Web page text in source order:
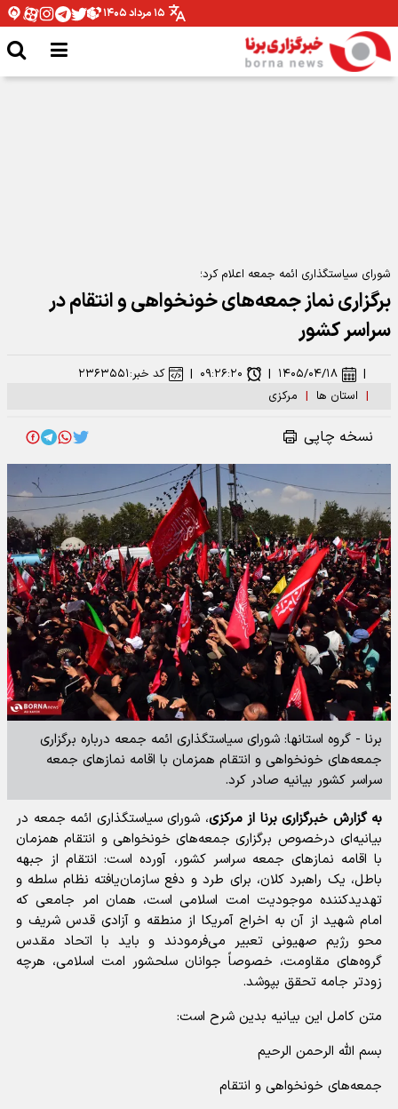
۱۵ مرداد ۱۴۰۵
شورای سیاستگذاری ائمه جمعه اعلام کرد؛
برگزاری نماز جمعه‌های خونخواهی و انتقام در
سراسر کشور
| استان ها | مرکزی
| ۱۴۰۵/۰۴/۱۸ | ۰۹:۲۶:۲۰ | کد خبر:۲۳۶۳۵۵۱
نسخه چاپی
برنا - گروه استانها: شورای سیاستگذاری ائمه جمعه درباره برگزاری
جمعه‌های خونخواهی و انتقام همزمان با اقامه نمازهای جمعه
سراسر کشور بیانیه صادر کرد.
به گزارش خبرگزاری برنا از مرکزی، شورای سیاستگذاری ائمه جمعه در
بیانیه‌ای درخصوص برگزاری جمعه‌های خونخواهی و انتقام همزمان
با اقامه نمازهای جمعه سراسر کشور، آورده است: انتقام از جبهه
باطل، یک راهبرد کلان، برای طرد و دفع سازمان‌یافته‌ نظام سلطه و
تهدیدکننده‌ موجودیت امت اسلامی است، همان امر جامعی که
امام شهید از آن به اخراج آمریکا از منطقه و آزادی قدس شریف و
محو رژیم صهیونی تعبیر می‌فرمودند و باید با اتحاد مقدس
گروه‌های مقاومت، خصوصاً جوانان سلحشور امت اسلامی، هرچه
زودتر جامه تحقق بپوشد.
متن کامل این بیانیه بدین شرح است:
بسم الله الرحمن الرحیم
جمعه‌های خونخواهی و انتقام